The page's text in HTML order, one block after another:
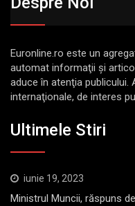
Euronline.ro este un
automat informaţii şi
aduce în atenţia publicului.
internaţionale, de interes
Ultimele Stiri
iunie 19, 2023
Ministrul Muncii, răspuns